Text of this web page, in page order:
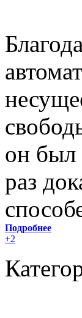
он был
раз
Подробнее
+2